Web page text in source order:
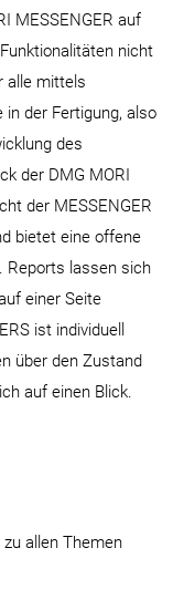
MESSENGER auf
nicht
alle mittels
in der Fertigung, also
des
der DMG MORI
der MESSENGER
bietet eine offene
Reports lassen sich
einer Seite
ist individuell
über den Zustand
auf einen Blick.
allen Themen